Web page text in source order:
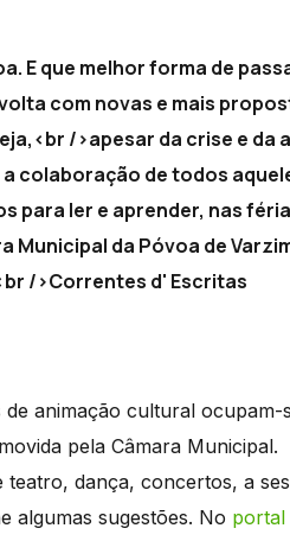
E que melhor forma de
com novas e mais
/>apesar da crise e da
colaboração de todos
para ler e aprender, nas
da Póvoa de
/>Correntes d' Escritas
animação cultural ocupam-
pela Câmara Municipal.
teatro, dança, concertos, a
algumas sugestões. No portal